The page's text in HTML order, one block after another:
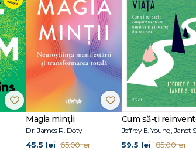
Magia minții
Dr. James R. Doty
45.5 lei 65.00 lei 59.5 lei 85.00 lei